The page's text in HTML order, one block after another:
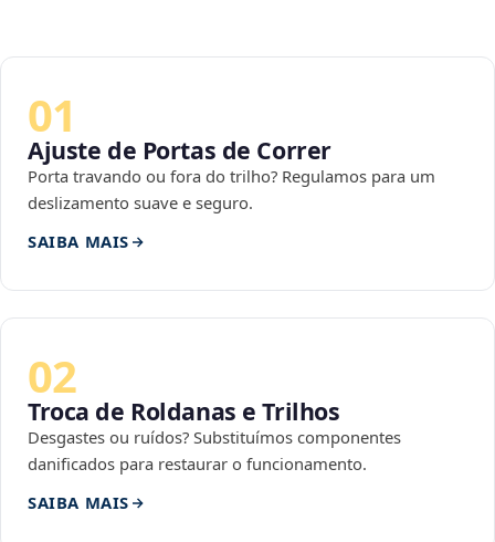
01
Ajuste de Portas de Correr
Porta travando ou fora do trilho? Regulamos para um
deslizamento suave e seguro.
SAIBA MAIS
02
Troca de Roldanas e Trilhos
Desgastes ou ruídos? Substituímos componentes
danificados para restaurar o funcionamento.
SAIBA MAIS